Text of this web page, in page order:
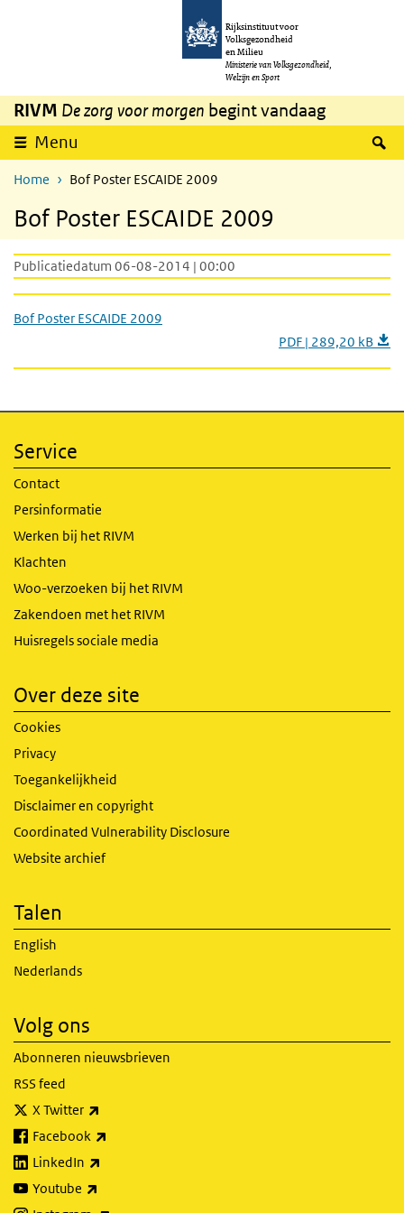
Overslaan en naar de inhoud gaan
Rijksinstituut voor
Volksgezondheid
en Milieu
Ministerie van Volksgezondheid,
Welzijn en Sport
RIVM De zorg voor morgen begint vandaag
Menu
Home Bof Poster ESCAIDE 2009
Bof Poster ESCAIDE 2009
Publicatiedatum 06-08-2014 | 00:00
Bof Poster ESCAIDE 2009
PDF | 289,20 kB
Service
Contact
Persinformatie
Werken bij het RIVM
Klachten
Woo-verzoeken bij het RIVM
Zakendoen met het RIVM
Huisregels sociale media
Over deze site
Cookies
Privacy
Toegankelijkheid
Disclaimer en copyright
Coordinated Vulnerability Disclosure
Website archief
Talen
English
Nederlands
Volg ons
Abonneren nieuwsbrieven
RSS feed
X Twitter
Facebook
LinkedIn
Youtube